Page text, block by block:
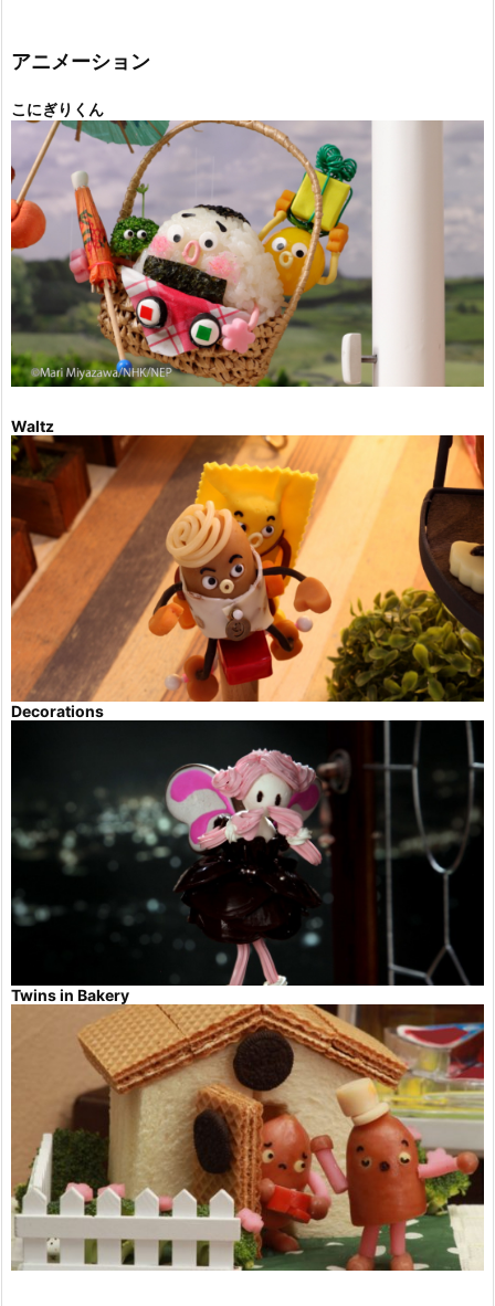
ー
アニメーション
こにぎりくん
Waltz
Decorations
Twins in Bakery